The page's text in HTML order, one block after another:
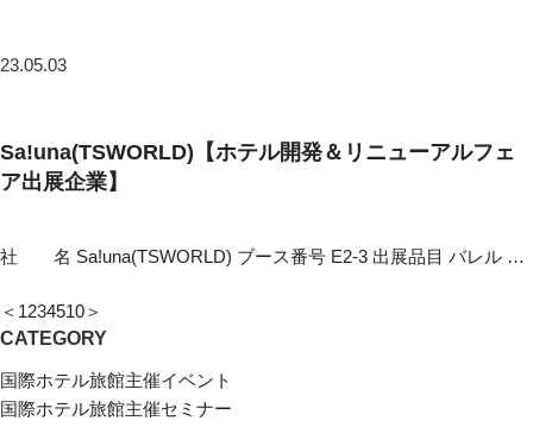
23.05.03
Sa!una(TSWORLD)【ホテル開発＆リニューアルフェ
ア出展企業】
社 名 Sa!una(TSWORLD) ブース番号 E2-3 出展品目 バレル …
＜ 1234510＞
CATEGORY
国際ホテル旅館主催イベント
国際ホテル旅館主催セミナー